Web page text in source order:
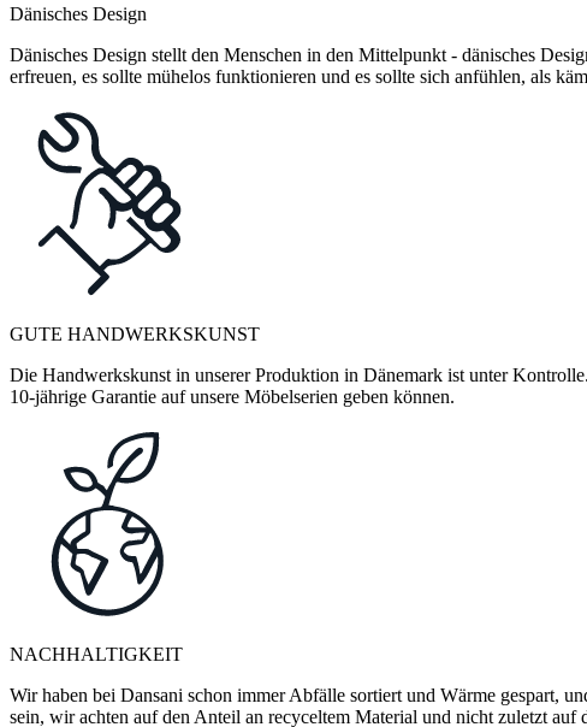
Dänisches Design
Dänisches Design stellt den Menschen in den Mittelpunkt - dänisches
erfreuen, es sollte mühelos funktionieren und es sollte sich anfühlen, als
GUTE HANDWERKSKUNST
Die Handwerkskunst in unserer Produktion in Dänemark ist unter
10-jährige Garantie auf unsere Möbelserien geben können.
NACHHALTIGKEIT
Wir haben bei Dansani schon immer Abfälle sortiert und Wärme gespart,
sein, wir achten auf den Anteil an recyceltem Material und nicht zuletzt